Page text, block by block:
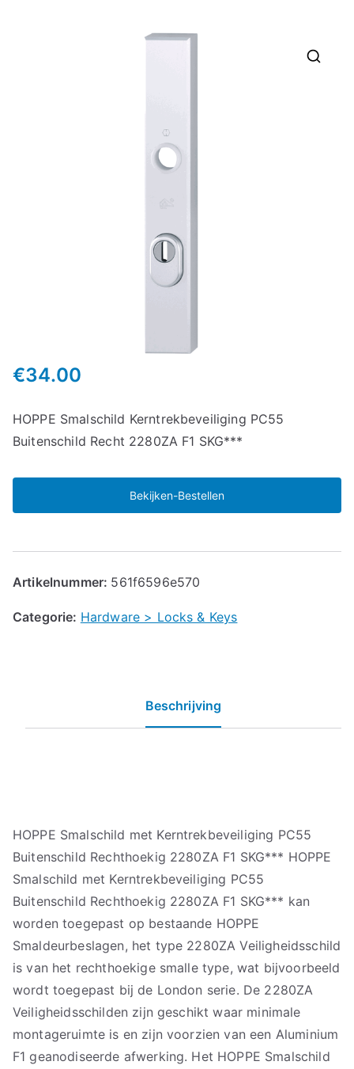
€34.00
HOPPE Smalschild Kerntrekbeveiliging PC55
Buitenschild Recht 2280ZA F1 SKG***
Bekijken-Bestellen
Artikelnummer: 561f6596e570
Categorie: Hardware > Locks & Keys
Beschrijving
HOPPE Smalschild met Kerntrekbeveiliging PC55
Buitenschild Rechthoekig 2280ZA F1 SKG*** HOPPE
Smalschild met Kerntrekbeveiliging PC55
Buitenschild Rechthoekig 2280ZA F1 SKG*** kan
worden toegepast op bestaande HOPPE
Smaldeurbeslagen, het type 2280ZA Veiligheidsschild
is van het rechthoekige smalle type, wat bijvoorbeeld
wordt toegepast bij de London serie. De 2280ZA
Veiligheidsschilden zijn geschikt waar minimale
montageruimte is en zijn voorzien van een Aluminium
F1 geanodiseerde afwerking. Het HOPPE Smalschild